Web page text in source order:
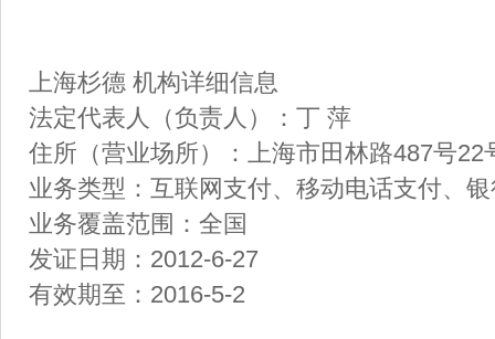
上海杉德 机构详细信息
法定代表人（负责人）：丁 萍
住所（营业场所）：上海市田林路487号
业务类型：互联网支付、移动电话支付、
业务覆盖范围：全国
发证日期：2012-6-27
有效期至：2016-5-2